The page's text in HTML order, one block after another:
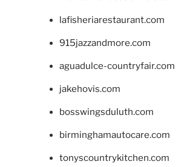
lafisheriarestaurant.com
915jazzandmore.com
aguadulce-countryfair.com
jakehovis.com
bosswingsduluth.com
birminghamautocare.com
tonyscountrykitchen.com